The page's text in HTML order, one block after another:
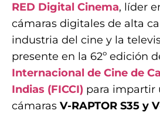
RED Digital Cinema, líder
cámaras digitales de alta
industria del cine y la
presente en la 62º edición
Internacional de Cine de
Indias (FICCI) para impartir
cámaras V-RAPTOR S35 y